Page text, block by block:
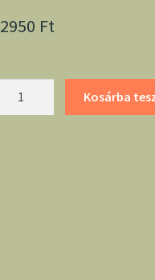
2950 Ft
Kosárba